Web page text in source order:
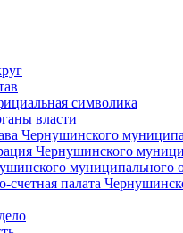
символика
власти
Чернушинского
Чернушинского
муниципального
счетная палата